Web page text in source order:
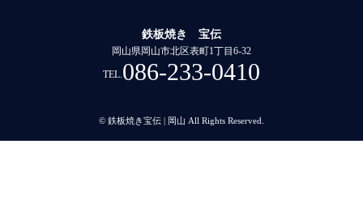
鉄板焼き 宝伝
岡山県岡山市北区表町1丁目6-32
TEL.086-233-0410
© 鉄板焼き宝伝 | 岡山 All Rights Reserved.